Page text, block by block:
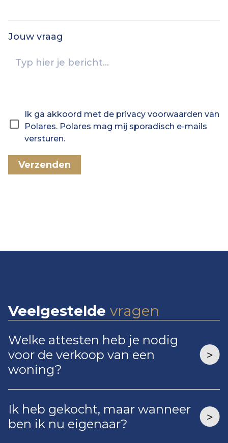
Jouw vraag
Ik ga akkoord met de privacy voorwaarden van
Polares. Polares mag mij sporadisch e-mails
versturen.
Verzenden
Veelgestelde vragen
Welke attesten heb je nodig
voor de verkoop van een
woning?
Ik heb gekocht, maar wanneer
ben ik nu eigenaar?